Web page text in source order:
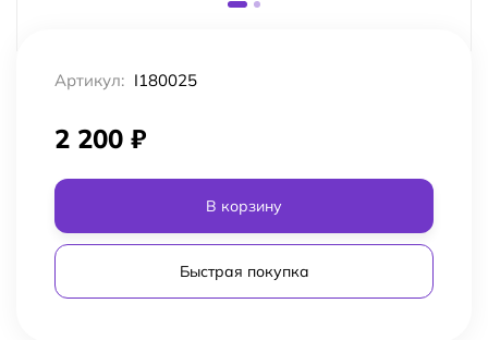
Артикул: I180025
2 200 ₽
В корзину
Быстрая покупка